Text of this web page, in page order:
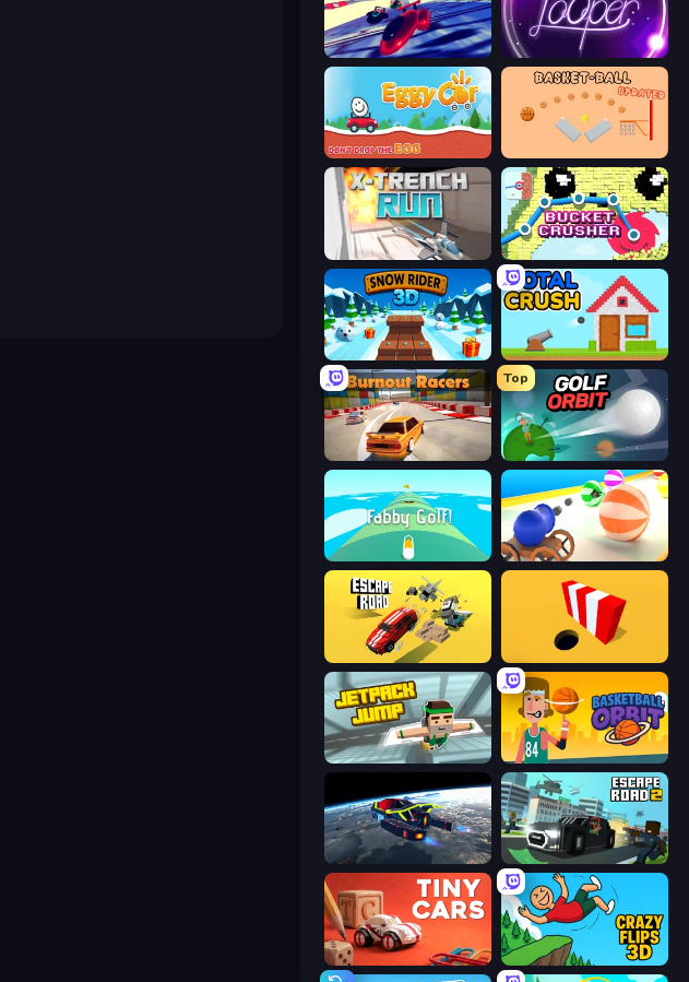
Hyperspace Racers 3 Looper
Eggy Car
X Trench Run Bucket Crusher
Snow Rider 3D Total Crush
Burnout Racers
Top
Golf Orbit
Fabby Golf! Ball Blaster
Escape Road Color Hole
Jetpack Jump Basketball Orbit
Flying Wings HoverCraft Escape Road 2
Tiny Cars Crazy Flips 3D